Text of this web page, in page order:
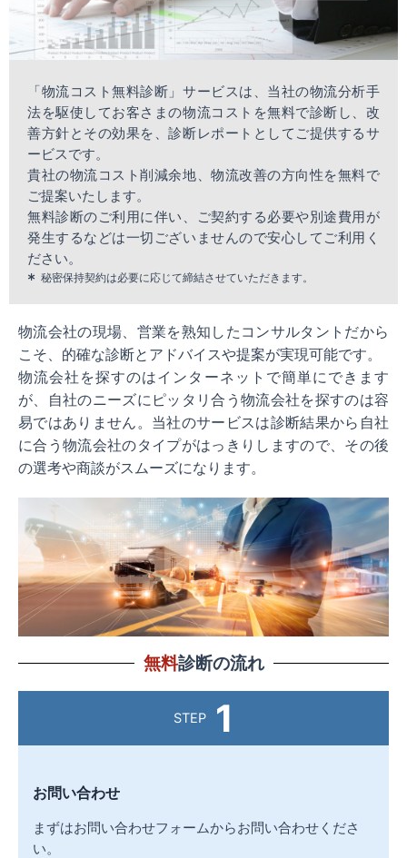
「物流コスト無料診断」サービスは、当社の物流分析手
法を駆使してお客さまの物流コストを無料で診断し、改
善方針とその効果を、診断レポートとしてご提供するサ
ービスです。
貴社の物流コスト削減余地、物流改善の方向性を無料で
ご提案いたします。
無料診断のご利用に伴い、ご契約する必要や別途費用が
発生するなどは一切ございませんので安心してご利用く
ださい。
秘密保持契約は必要に応じて締結させていただきます。
物流会社の現場、営業を熟知したコンサルタントだから
こそ、的確な診断とアドバイスや提案が実現可能です。
物流会社を探すのはインターネットで簡単にできます
が、自社のニーズにピッタリ合う物流会社を探すのは容
易ではありません。当社のサービスは診断結果から自社
に合う物流会社のタイプがはっきりしますので、その後
の選考や商談がスムーズになります。
無料診断の流れ
STEP 1
お問い合わせ
まずはお問い合わせフォームからお問い合わせくださ
い。